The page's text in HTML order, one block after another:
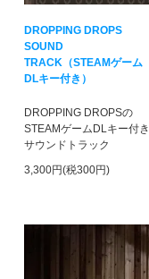
DROPPING DROPS
SOUND
TRACK（STEAMゲーム
DLキー付き）
DROPPING DROPSの
STEAMゲームDLキー付き
サウンドトラック
3,300円(税300円)